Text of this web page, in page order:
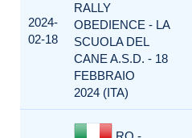
2024-
02-18
RALLY
OBEDIENCE - LA
SCUOLA DEL
CANE A.S.D. - 18
FEBBRAIO
2024 (ITA)